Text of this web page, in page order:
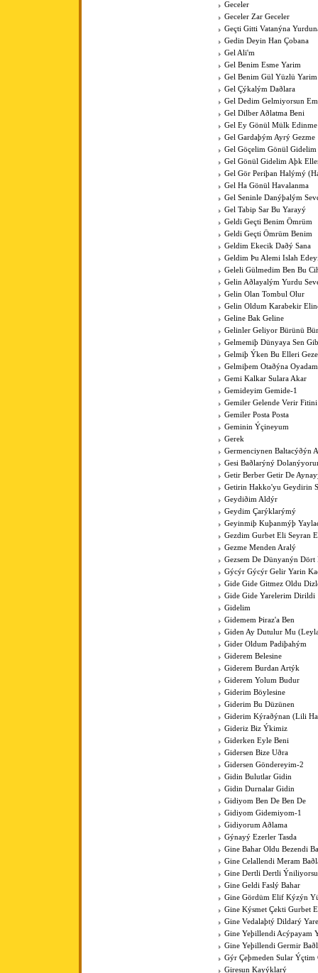
Geceler
Geceler Zar Geceler
Geçti Gitti Vatanýna
Gedin Deyin Han Çobana
Gel Ali'm
Gel Benim Esme Yarim
Gel Benim Gül Yüzlü Yarim
Gel Çýkalým Daðlara
Gel Dedim Gelmiyorsun
Gel Dilber Aðlatma Beni
Gel Ey Gönül Mülk
Gel Gardaþým Ayrý Gezme
Gel Göçelim Gönül Gidelim
Gel Gönül Gidelim Aþk
Gel Gör Periþan Halýmý
Gel Ha Gönül Havalanma
Gel Seninle Danýþalým
Gel Tabip Sar Bu Yarayý
Geldi Geçti Benim Ömrüm
Geldi Geçti Ömrüm Benim
Geldim Ekecik Daðý Sana
Geldim Þu Alemi Islah
Geleli Gülmedim Ben Bu
Gelin Aðlayalým Yurdu
Gelin Olan Tombul Olur
Gelin Oldum Karabekir
Geline Bak Geline
Gelinler Geliyor Bürünü
Gelmemiþ Dünyaya Sen
Gelmiþ Ýken Bu Elleri
Gelmiþem Otaðýna
Gemi Kalkar Sulara Akar
Gemideyim Gemide-1
Gemiler Gelende Verir Fitini
Gemiler Posta Posta
Geminin Ýçineyum
Gerek
Germenciynen Baltacýðýn
Gesi Baðlarýný
Getir Berber Getir De
Getirin Hakko'yu Geydirin
Geydiðim Aldýr
Geydim Çarýklarýmý
Geyinmiþ Kuþanmýþ
Gezdim Gurbet Eli Seyran
Gezme Menden Aralý
Gezsem De Dünyanýn Dört
Gýcýr Gýcýr Gelir Yarin
Gide Gide Gitmez Oldu
Gide Gide Yarelerim Dirildi
Gidelim
Gidemem Þiraz'a Ben
Giden Ay Dutulur Mu
Gider Oldum Padiþahým
Giderem Belesine
Giderem Burdan Artýk
Giderem Yolum Budur
Giderim Böylesine
Giderim Bu Düzünen
Giderim Kýraðýnan (Lili
Gideriz Biz Ýkimiz
Giderken Eyle Beni
Gidersen Bize Uðra
Gidersen Göndereyim-2
Gidin Bulutlar Gidin
Gidin Durnalar Gidin
Gidiyom Ben De Ben De
Gidiyom Gidemiyom-1
Gidiyorum Aðlama
Gýnayý Ezerler Tasda
Gine Bahar Oldu Bezendi
Gine Celallendi Meram
Gine Dertli Dertli
Gine Geldi Faslý Bahar
Gine Gördüm Elif Kýzýn
Gine Kýsmet Çekti Gurbet
Gine Vedalaþtý Dildarý
Gine Yeþillendi Acýpayam
Gine Yeþillendi Germir
Gýr Çeþmeden Sular Ýçtim
Giresun Kayýklarý